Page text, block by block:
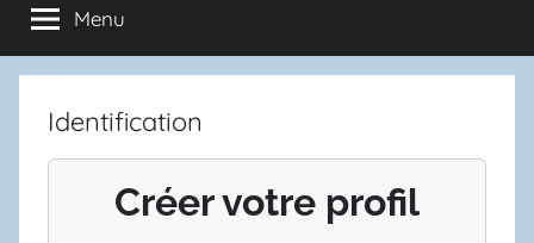
Menu
Identification
Créer votre profil